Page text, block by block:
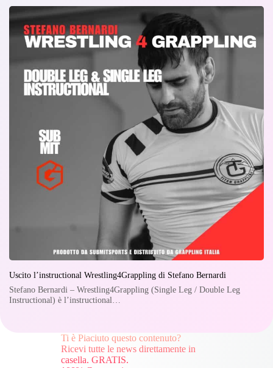
Uscito l’instructional Wrestling4Grappling di Stefano Bernardi
Stefano Bernardi – Wrestling4Grappling (Single Leg / Double Leg
Instructional) è l’instructional…
Ti è Piaciuto questo contenuto?
Ricevi tutte le news direttamente in
casella. GRATIS.